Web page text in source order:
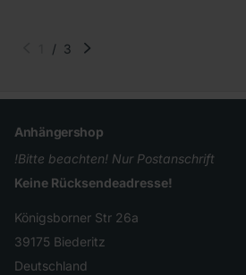
/ 3
Anhängershop
!Bitte beachten! Nur Postanschrift
Keine Rücksendeadresse!
Königsborner Str 26a
39175 Biederitz
Deutschland